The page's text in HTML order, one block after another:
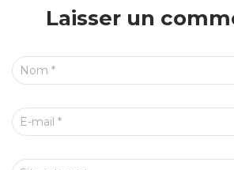
Laisser un
Nom *
E-mail *